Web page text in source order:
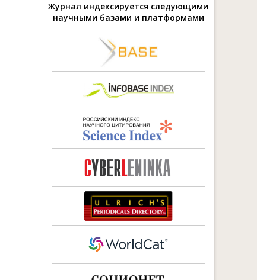
Журнал индексируется следующими
научными базами и платформами